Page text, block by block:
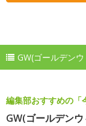
GW(ゴールデン
編集部おすすめの「
GW(ゴールデン